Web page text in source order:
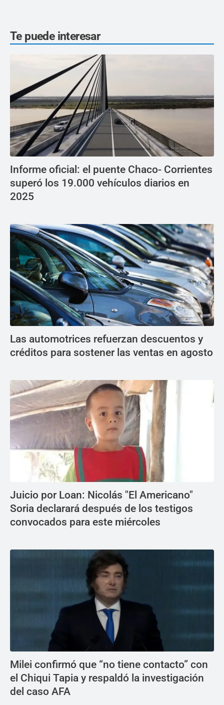
Te puede interesar
Informe oficial: el puente Chaco- Corrientes
superó los 19.000 vehículos diarios en
2025
Las automotrices refuerzan descuentos y
créditos para sostener las ventas en agosto
Juicio por Loan: Nicolás "El Americano"
Soria declarará después de los testigos
convocados para este miércoles
Milei confirmó que “no tiene contacto” con
el Chiqui Tapia y respaldó la investigación
del caso AFA